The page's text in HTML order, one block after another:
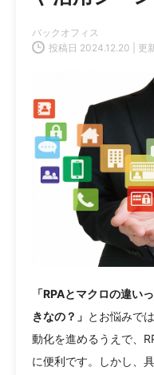
投稿日 2024.12.20 | 更
バックオフィス
「RPAとマクロの違い
きなの？」 とお悩みで
動化を進めるうえで、
に便利です。しかし、